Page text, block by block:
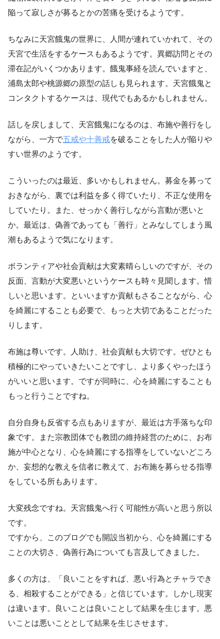
陥って寂しさが募るとかの苦痛を受けるようです。
ちなみに天宮餓鬼の世界に、人間が連れていかれて、その
天宮で生活をするケースもあるようです。異郷訪問とその
滞在記がいくつかあります。餓鬼事経を読んでいますと、
浦島太郎や桃源郷の原型の話しも見られます。天宮餓鬼と
コンタクトするケースは、現代でもあるかもしれません。
話しを戻しまして、天宮餓鬼になるのは、布施や善行をし
ながら、一方で五戒や十善戒を破ることをした人が陥りや
すい世界のようです。
こういったのは最近、多いかもしれません。募金を募って
おきながら、裏では利益を多く得ていたり、不正な使用を
していたり。また、せっかく善行しながら言動が悪いと
か。最近は、偽善であっても「善行」とみなしてしまう風
潮もあるようで気になります。
ボランティアや社会貢献は大変素晴らしいのですが、その
反面、言動が大変悪いというケースも時々見聞します。惜
しいと思います。といいますか貢献もさることながら、心
を綺麗にすることも必要で、もっと大切であることだった
りします。
布施は尊いです。人助け、社会貢献も大切です。ぜひとも
積極的にやっていきたいことですし、より多くやったほう
がいいと思います。ですが同時に、心を綺麗にすることも
もっと行うことですね。
自分自身も反省する点もありますが、最近は方手落ちな印
象です。また宗教団体でも教団の維持経営のために、お布
施が中心となり、心を綺麗にする指導をしていないどころ
か、妄想的な教えを信者に教えて、お布施を募らせる指導
をしている所もあります。
大変残念ですね。天宮餓鬼へ行く可能性が高いと思う所以
です。
ですから、このブログでも開設当初から、心を綺麗にする
ことの大切さ、偽善行為についても言及してきました。
多くの方は、「良いことをすれば、悪い行為とチャラでき
る、相殺することができる」と信じています。しかし現実
は違います。良いことは良いことして結果を生じます。悪
いことは悪いこととして結果を生じさせます。